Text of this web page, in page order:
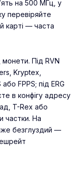
на 500 МГц, у
перевіряйте
карті — часта
Під RVN
Kryptex,
FPPS; під ERG
в конфігу адресу
T-Rex або
частки. На
безглуздий —